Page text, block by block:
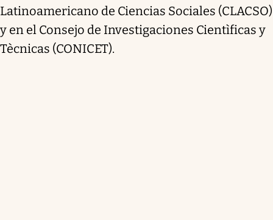
Latinoamericano de Ciencias Sociales (CLACSO)
y en el Consejo de Investigaciones Cientìficas y
Tècnicas (CONICET).